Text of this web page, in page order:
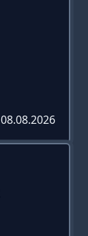
08.08.2026